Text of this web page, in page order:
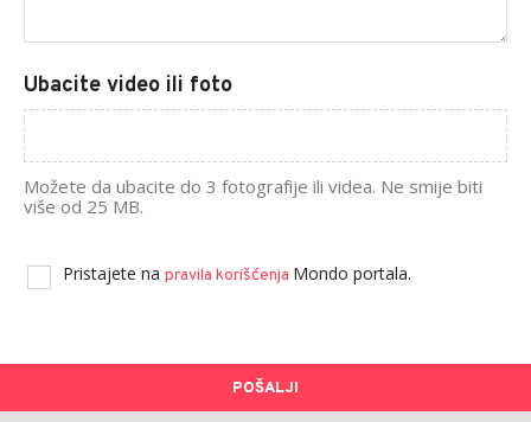
Ubacite video ili foto
Možete da ubacite do 3 fotografije ili videa. Ne smije biti
više od 25 MB.
Pristajete na pravila korišćenja Mondo portala.
POŠALJI